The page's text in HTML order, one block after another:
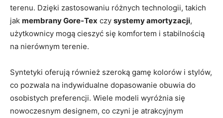
terenu. Dzięki zastosowaniu różnych technologii, takich
jak membrany Gore-Tex czy systemy amortyzacji,
użytkownicy mogą cieszyć się komfortem i stabilnością
na nierównym terenie.
Syntetyki oferują również szeroką gamę kolorów i stylów,
co pozwala na indywidualne dopasowanie obuwia do
osobistych preferencji. Wiele modeli wyróżnia się
nowoczesnym designem, co czyni je atrakcyjnym